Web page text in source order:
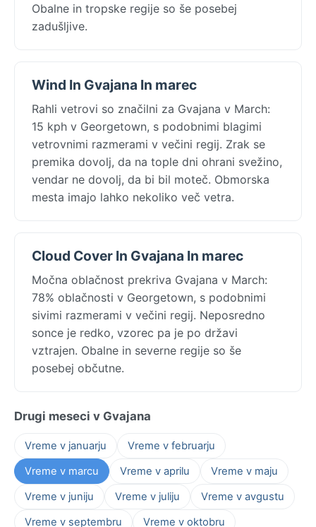
Obalne in tropske regije so še posebej
zadušljive.
Wind In Gvajana In marec
Rahli vetrovi so značilni za Gvajana v March:
15 kph v Georgetown, s podobnimi blagimi
vetrovnimi razmerami v večini regij. Zrak se
premika dovolj, da na tople dni ohrani svežino,
vendar ne dovolj, da bi bil moteč. Obmorska
mesta imajo lahko nekoliko več vetra.
Cloud Cover In Gvajana In marec
Močna oblačnost prekriva Gvajana v March:
78% oblačnosti v Georgetown, s podobnimi
sivimi razmerami v večini regij. Neposredno
sonce je redko, vzorec pa je po državi
vztrajen. Obalne in severne regije so še
posebej občutne.
Drugi meseci v Gvajana
Vreme v januarju
Vreme v februarju
Vreme v marcu
Vreme v aprilu
Vreme v maju
Vreme v juniju
Vreme v juliju
Vreme v avgustu
Vreme v septembru
Vreme v oktobru